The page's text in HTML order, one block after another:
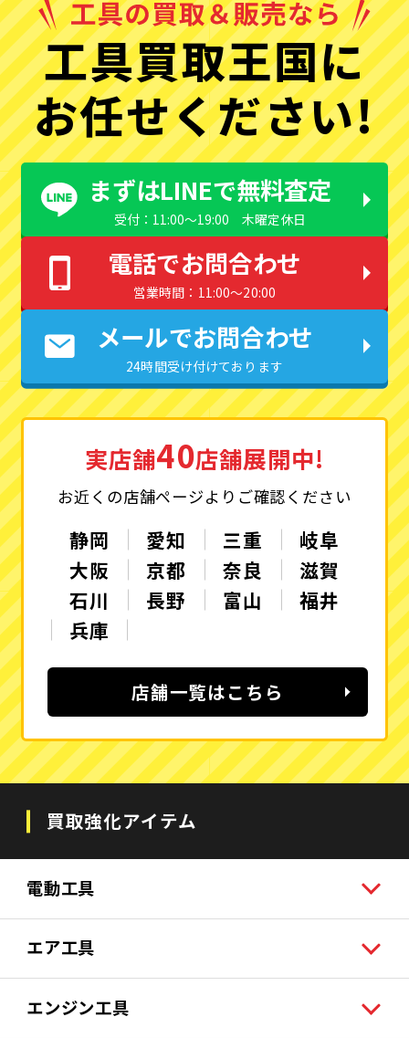
工具買取王国に
お任せください!
まずはLINEで無料査定
受付：11:00〜19:00 木曜定休日
電話でお問合わせ
営業時間：11:00〜20:00
メールでお問合わせ
24時間受け付けております
実店舗40店舗展開中!
お近くの店舗ページよりご確認ください
静岡 愛知 三重
岐阜
大阪
京都 奈良
滋賀
石川
長野 富山
福井
兵庫
店舗一覧はこちら
買取強化アイテム
電動工具
エア工具
エンジン工具